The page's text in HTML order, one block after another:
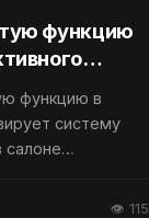
функцию
функцию в
систему
салоне
👁 115